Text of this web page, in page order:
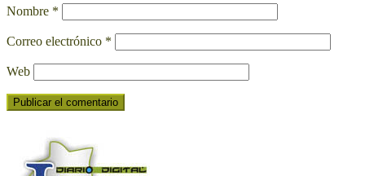
Nombre *
Correo electrónico *
Web